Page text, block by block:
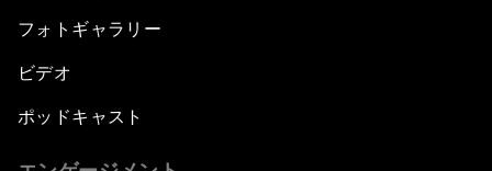
フォトギャラリー
ビデオ
ポッドキャスト